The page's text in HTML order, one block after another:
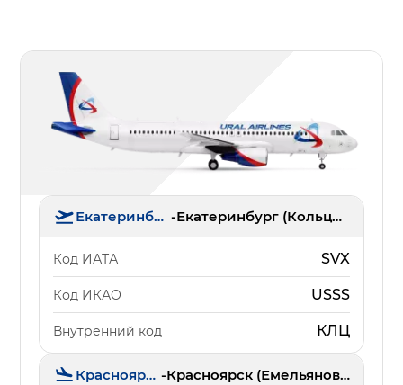
Екатеринбург - Екатеринбург (Кольцово)
Код ИАТА SVX
Код ИКАО USSS
Внутренний код КЛЦ
Красноярск - Красноярск (Емельяново)